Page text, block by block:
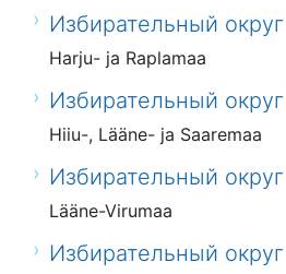
Избирательный
Harju- ja Raplamaa
Избирательный
Hiiu-, Lääne- ja Saaremaa
Избирательный
Lääne-Virumaa
Избирательный